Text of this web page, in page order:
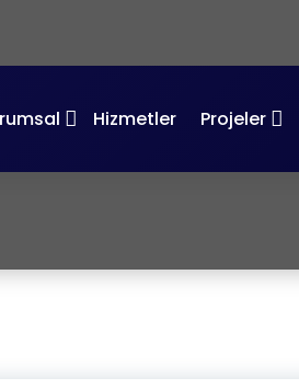
Hizmetler Projeler
Anasayfa Kombi Servisi